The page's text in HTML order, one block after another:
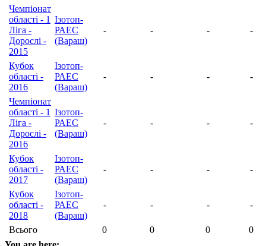
Чемпіонат
області - 1
Ліга -
Дорослі -
2015
Ізотоп-
РАЕС
(Вараш)
- - - -
Кубок
області -
2016
Ізотоп-
РАЕС
(Вараш)
- - - -
Чемпіонат
області - 1
Ліга -
Дорослі -
2016
Ізотоп-
РАЕС
(Вараш)
- - - -
Кубок
області -
2017
Ізотоп-
РАЕС
(Вараш)
- - - -
Кубок
області -
2018
Ізотоп-
РАЕС
(Вараш)
- - - -
Всього 0 0 0
0